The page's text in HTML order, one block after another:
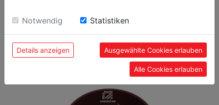
POPULAR PRODUCTS
Einwilligung zu unseren Cookies.
Notwendig Statistiken
Details anzeigen Ausgewählte Cookies erlauben
Alle Cookies erlauben